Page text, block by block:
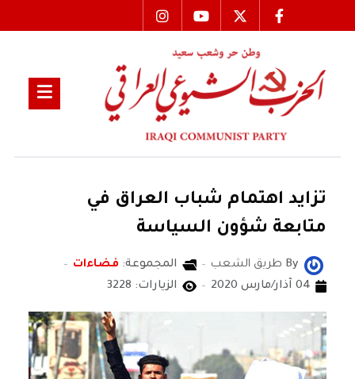
تزايد اهتمام شباب العراق في
متابعة شؤون السياسة
By طريق الشعب المجموعة: فضاءات
04 آذار/مارس 2020
الزيارات: 3228